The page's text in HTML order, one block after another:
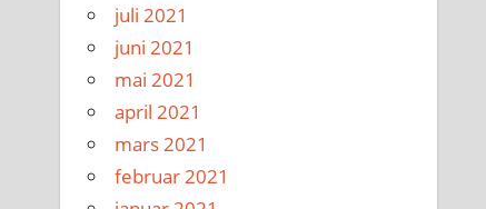
juli 2021
juni 2021
mai 2021
april 2021
mars 2021
februar 2021